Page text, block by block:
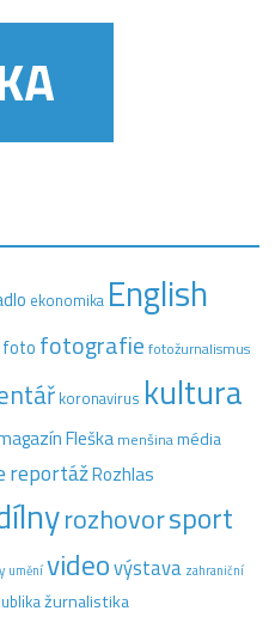
ekonomika English
foto fotografie fotožurnalismus
koronavirus kultura
Fleška menšinamédia
reportážRozhlas
rozhovorsport
uměnívideovýstava zahraniční
žurnalistika